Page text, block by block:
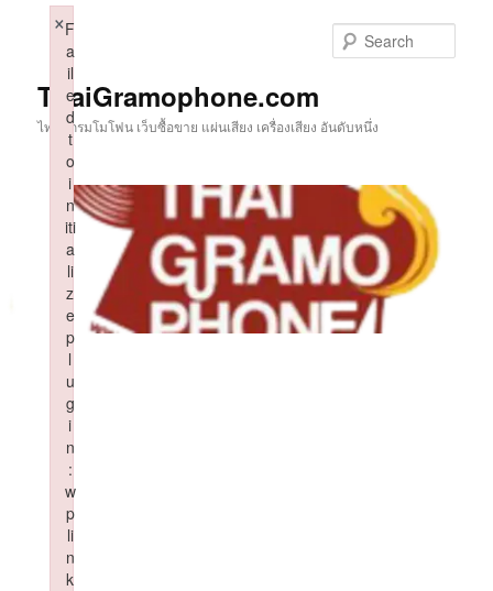
ThaiGramophone.com
ไทยแกรมโมโฟน เว็บซื้อขาย แผ่นเสียง เครื่องเสียง อันดับหนึ่ง
F
a
il
e
d
t
o
i
n
iti
a
li
z
e
p
l
u
g
i
n
:
w
p
li
n
k
×